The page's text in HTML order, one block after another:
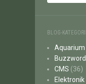
BLOG-
Aquarium
CMS (36)
Elektronik